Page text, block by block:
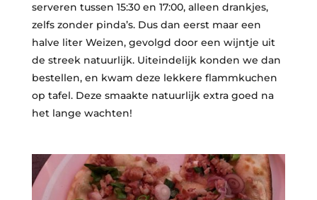
serveren tussen 15:30 en 17:00, alleen drankjes,
zelfs zonder pinda’s. Dus dan eerst maar een
halve liter Weizen, gevolgd door een wijntje uit
de streek natuurlijk. Uiteindelijk konden we dan
bestellen, en kwam deze lekkere flammkuchen
op tafel. Deze smaakte natuurlijk extra goed na
het lange wachten!